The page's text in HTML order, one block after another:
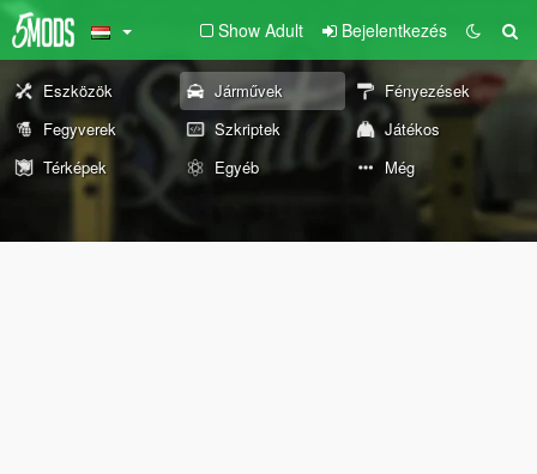
Show Adult Bejelentkezés
Eszközök Járművek
Fényezések
Fegyverek
Szkriptek
Játékos
Térképek
Egyéb Még